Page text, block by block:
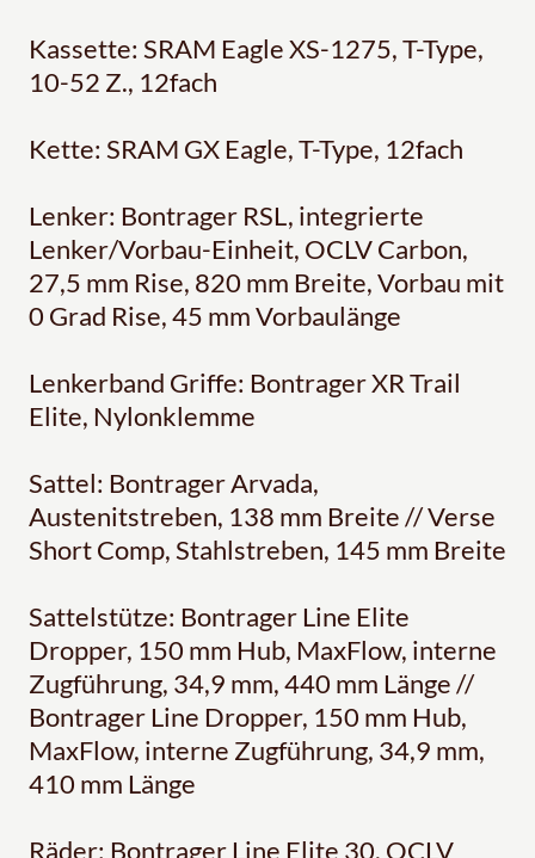
Kassette: SRAM Eagle XS-1275, T-Type,
10-52 Z., 12fach
Kette: SRAM GX Eagle, T-Type, 12fach
Lenker: Bontrager RSL, integrierte
Lenker/Vorbau-Einheit, OCLV Carbon,
27,5 mm Rise, 820 mm Breite, Vorbau mit
0 Grad Rise, 45 mm Vorbaulänge
Lenkerband Griffe: Bontrager XR Trail
Elite, Nylonklemme
Sattel: Bontrager Arvada,
Austenitstreben, 138 mm Breite // Verse
Short Comp, Stahlstreben, 145 mm Breite
Sattelstütze: Bontrager Line Elite
Dropper, 150 mm Hub, MaxFlow, interne
Zugführung, 34,9 mm, 440 mm Länge //
Bontrager Line Dropper, 150 mm Hub,
MaxFlow, interne Zugführung, 34,9 mm,
410 mm Länge
Räder: Bontrager Line Elite 30, OCLV